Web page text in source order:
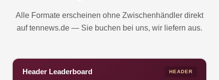
Alle Formate erscheinen ohne Zwischenhändler direkt
auf tennews.de — Sie buchen bei uns, wir liefern aus.
Header Leaderboard HEADER